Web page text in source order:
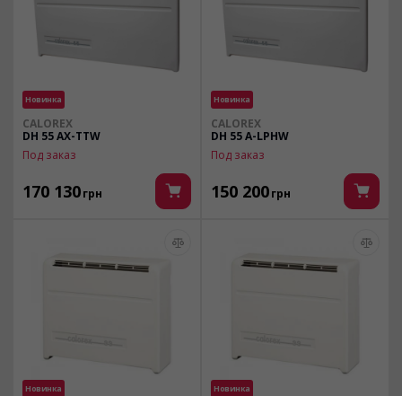
Новинка
CALOREX
DH 55 AX-TTW
Под заказ
170 130грн
Новинка
CALOREX
DH 55 A-LPHW
Под заказ
150 200грн
Новинка Новинка